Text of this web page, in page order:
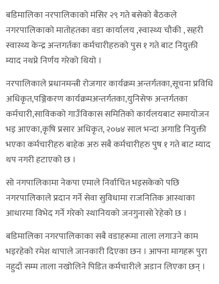
बडिमालिका नरपालिकाको मंसिर २९ गते बसेको बैठकले
नगरपालिकाको मातोहतका वडा कार्यालय ,स्वास्थ्य चौकी , सहरी
स्वास्थ्य केन्द्र अन्तगर्तका कर्मचारीहरुको पुस १ गते बाट नियुक्ती
म्याद नथप्ने निर्णय गरेको थियो ।
नरपालिकाले प्रधानमन्त्री रोजगार कार्यक्रम अन्तर्गतका,सूचना प्रविधि
अधिकृत,पञ्जिकरण कार्यक्रमअन्तर्गतका,युनिसेफ अन्तर्गतका
कर्मचारी,साविकको गाउँविकास समितिको कार्यलयबाट समायोजन
भइ आएका,कृषि प्रसार अधिकृत, २०७४ साल भन्दा अगाडि नियुक्ती
भएका कर्मचारीहरु बाहेक अरु सबै कर्मचारीहरु पुष १ गते बाट म्याद
थप नगरी हटाएको छ ।
सो नगपालिकामा नेकपा एमाले निर्वाचित भइसकेको पछि
नगरपालिकाले प्रदान गर्ने सेवा सुविधामा राजनितिक आस्थाका
आधारमा विभेद गर्ने गरेको स्थानियको जनगुनासो रेहेको छ ।
बडिमालिका नगरपालिकाका सबै वडाहरूमा ताला लगाउने काम
भइरहेको रमेश थापाले जानकारी दिएका छन । आफ्ना मागहरू पुरा
नहुदाँ सम्म ताला नखोलिने पिडित कर्मचारीले अडान लिएका छन् ।